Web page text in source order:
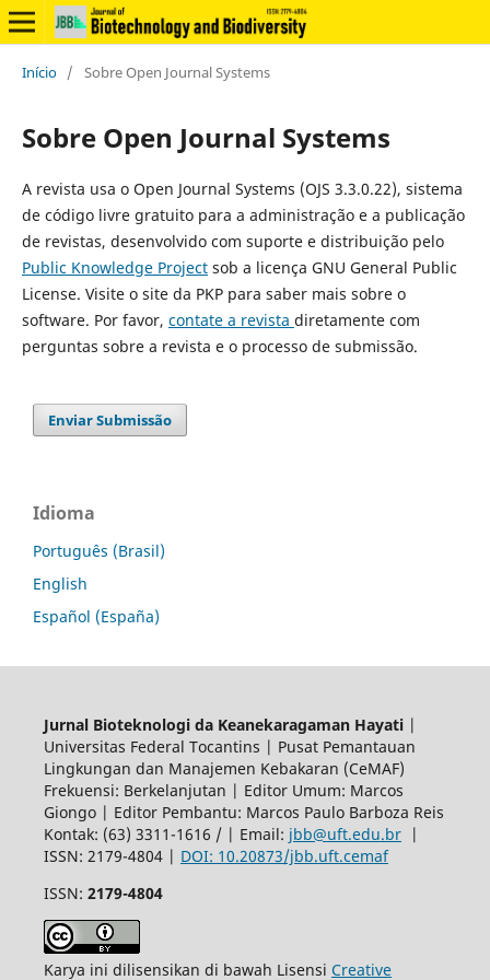
Início / Sobre Open Journal Systems
Sobre Open Journal Systems
A revista usa o Open Journal Systems (OJS 3.3.0.22), sistema
de código livre gratuito para a administração e a publicação
de revistas, desenvolvido com suporte e distribuição pelo
Public Knowledge Projectsob a licença GNU General Public
License. Visite o site da PKP para saber mais sobre o
software. Por favor, contate a revista diretamente com
perguntas sobre a revista e o processo de submissão.
Enviar Submissão
Idioma
Português (Brasil)
English
Español (España)
Jurnal Bioteknologi da Keanekaragaman Hayati|
Universitas Federal Tocantins | Pusat Pemantauan
Lingkungan dan Manajemen Kebakaran (CeMAF)
Frekuensi: Berkelanjutan | Editor Umum: Marcos
Giongo | Editor Pembantu: Marcos Paulo Barboza Reis
Kontak: (63) 3311-1616 / | Email: jbb@uft.edu.br|
ISSN: 2179-4804 | DOI: 10.20873/jbb.uft.cemaf
ISSN: 2179-4804
Karya ini dilisensikan di bawah Lisensi Creative